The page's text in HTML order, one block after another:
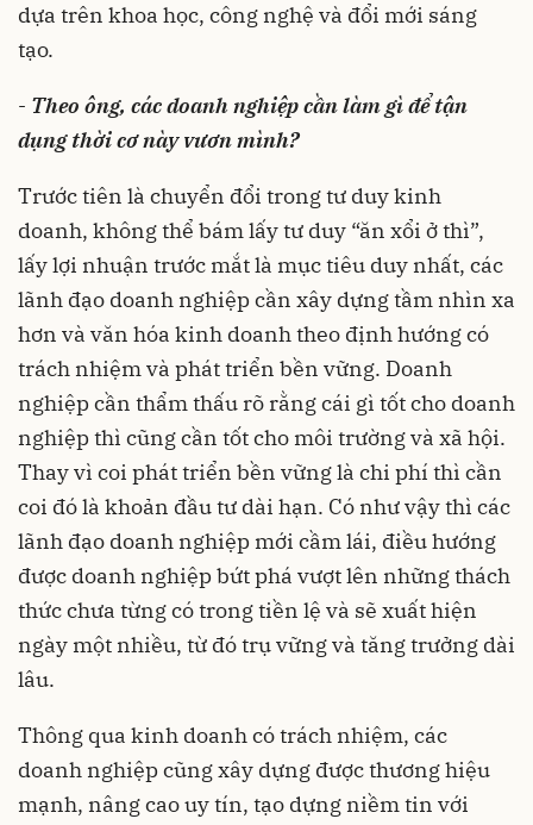
dựa trên khoa học, công nghệ và đổi mới sáng
tạo.
- Theo ông, các doanh nghiệp cần làm gì để tận
dụng thời cơ này vươn mình?
Trước tiên là chuyển đổi trong tư duy kinh
doanh, không thể bám lấy tư duy “ăn xổi ở thì”,
lấy lợi nhuận trước mắt là mục tiêu duy nhất, các
lãnh đạo doanh nghiệp cần xây dựng tầm nhìn xa
hơn và văn hóa kinh doanh theo định hướng có
trách nhiệm và phát triển bền vững. Doanh
nghiệp cần thẩm thấu rõ rằng cái gì tốt cho doanh
nghiệp thì cũng cần tốt cho môi trường và xã hội.
Thay vì coi phát triển bền vững là chi phí thì cần
coi đó là khoản đầu tư dài hạn. Có như vậy thì các
lãnh đạo doanh nghiệp mới cầm lái, điều hướng
được doanh nghiệp bứt phá vượt lên những thách
thức chưa từng có trong tiền lệ và sẽ xuất hiện
ngày một nhiều, từ đó trụ vững và tăng trưởng dài
lâu.
Thông qua kinh doanh có trách nhiệm, các
doanh nghiệp cũng xây dựng được thương hiệu
mạnh, nâng cao uy tín, tạo dựng niềm tin với